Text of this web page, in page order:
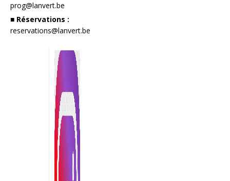
prog@lanvert.be
■ Réservations :
reservations@lanvert.be